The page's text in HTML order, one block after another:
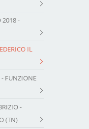
2018 -
IL
- FUNZIONE
-
(TN)